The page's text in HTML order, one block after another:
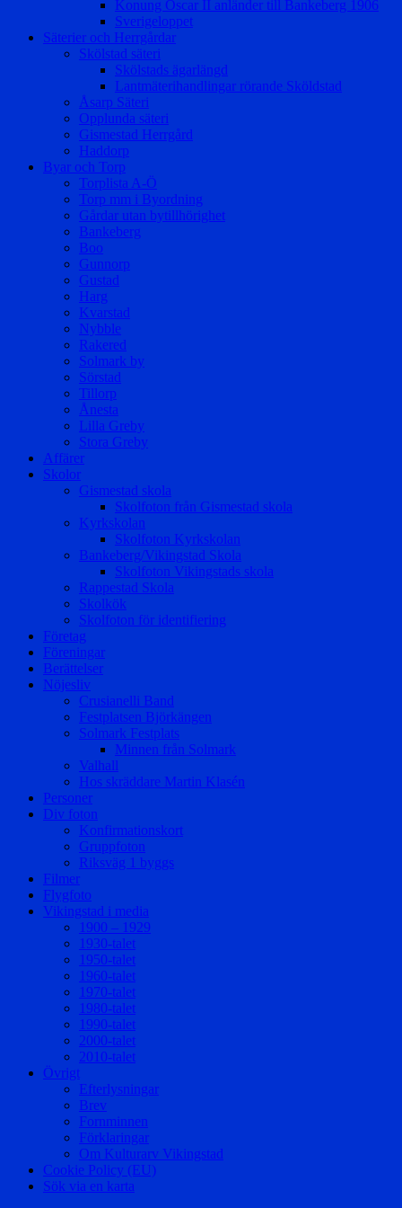
Konung Oscar II anländer till Bankeberg 1906
Sverigeloppet
Säterier och Herrgårdar
Skölstad säteri
Skölstads ägarlängd
Lantmäterihandlingar rörande Sköldstad
Åsarp Säteri
Opplunda säteri
Gismestad Herrgård
Haddorp
Byar och Torp
Torplista A-Ö
Torp mm i Byordning
Gårdar utan bytillhörighet
Bankeberg
Boo
Gunnorp
Gustad
Harg
Kvarstad
Nybble
Rakered
Solmark by
Sörstad
Tillorp
Ånesta
Lilla Greby
Stora Greby
Affärer
Skolor
Gismestad skola
Skolfoton från Gismestad skola
Kyrkskolan
Skolfoton Kyrkskolan
Bankeberg/Vikingstad Skola
Skolfoton Vikingstads skola
Rappestad Skola
Skolkök
Skolfoton för identifiering
Företag
Föreningar
Berättelser
Nöjesliv
Crusianelli Band
Festplatsen Björkängen
Solmark Festplats
Minnen från Solmark
Valhall
Hos skräddare Martin Klasén
Personer
Div foton
Konfirmationskort
Gruppfoton
Riksväg 1 byggs
Filmer
Flygfoto
Vikingstad i media
1900 – 1929
1930-talet
1950-talet
1960-talet
1970-talet
1980-talet
1990-talet
2000-talet
2010-talet
Övrigt
Efterlysningar
Brev
Fornminnen
Förklaringar
Om Kulturarv Vikingstad
Cookie Policy (EU)
Sök via en karta